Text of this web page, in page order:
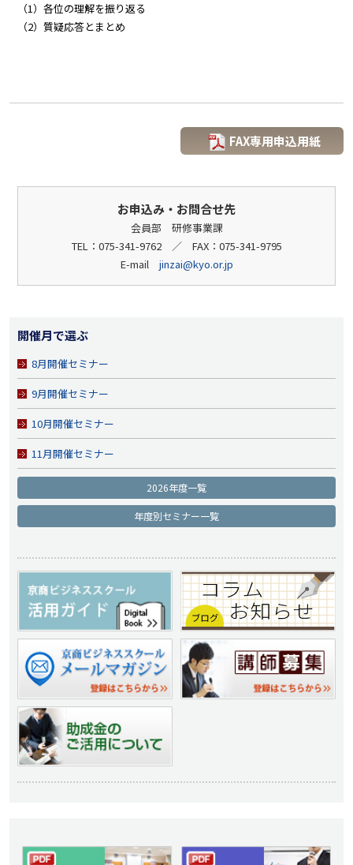
開催月で選ぶ
8月開催セミナー
9月開催セミナー
10月開催セミナー
11月開催セミナー
2026年度一覧
年度別セミナー一覧
（1）各位の理解を振り返る
（2）質疑応答とまとめ
FAX専用申込用紙
お申込み・お問合せ先
会員部 研修事業課
TEL：075-341-9762 ／ FAX：075-341-9795
E-mail jinzai@kyo.or.jp